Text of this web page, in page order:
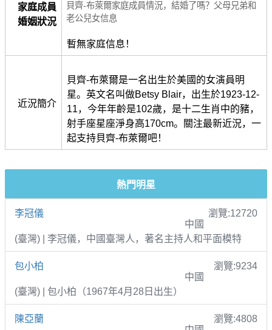
家庭成員
婚姻狀況
貝齊-布萊爾家庭成員情況，結婚了嗎？父母兄弟和
老公兒女信息
暫無家庭信息！
近況簡介
貝齊-布萊爾是一名出生於美國的女演員明
星。英文名叫做Betsy Blair，出生於1923-12-
11，今年年齡是102歲，是十二生肖中的豬，
射手座星座淨身高170cm。關注最新近況，一
起支持貝齊-布萊爾吧！
熱門明星
李冠儀
瀏覽:12720
中國
(臺灣) | 李冠儀，中國臺灣人，著名主持人和平面模特
包小柏
瀏覽:9234
中國
(臺灣) | 包小柏（1967年4月28日出生）
陳亞蘭
瀏覽:4808